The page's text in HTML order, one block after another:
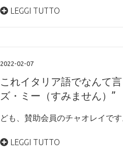
LEGGI TUTTO
2022-02-07
これイタリア語でなんて
ズ・ミー（すみません）”
ども、賛助会員のチャオレイで
LEGGI TUTTO